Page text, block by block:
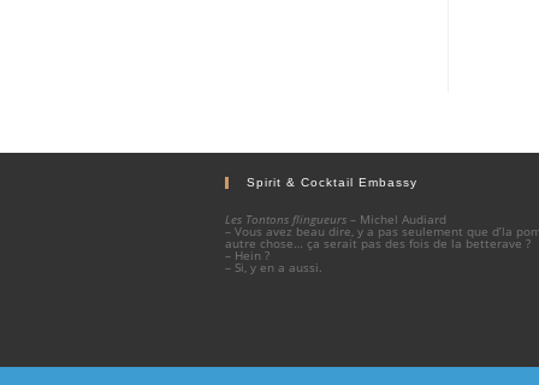
Spirit & Cocktail Embassy
Les Tontons flingueurs – Michel Audiard
– Vous avez beau dire, y a pas seulement que d’la
autre chose… ça serait pas des fois de la betterave ?
– Hein ?
– Si, y en a aussi.